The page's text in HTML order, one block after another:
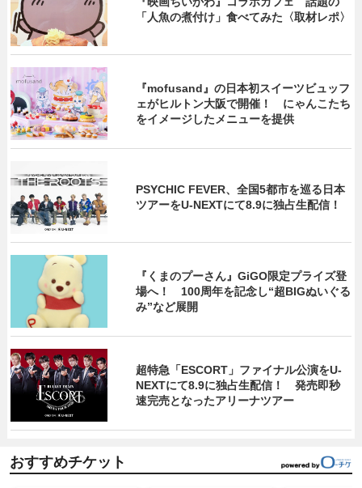
「人魚の煮付け」食べてみた〈取材レポ〉
『mofusand』の日本初スイーツビュッフ
ェがヒルトン大阪で開催！ にゃんこたち
をイメージしたメニューを提供
PSYCHIC FEVER、全国5都市を巡る日本
ツアーをU‐NEXTにて8.9に独占生配信！
『くまのプーさん』GiGO限定プライズ登
場へ！ 100周年を記念し“超BIGぬいぐる
み”など展開
超特急「ESCORT」ファイナル公演をU-
NEXTにて8.9に独占生配信！ 発売即秒
速完売となったアリーナツアー
おすすめチケット